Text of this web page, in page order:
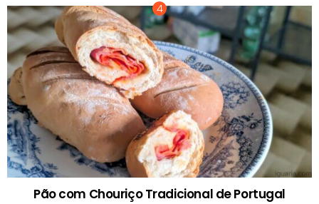
Pão com Chouriço Tradicional de Portugal